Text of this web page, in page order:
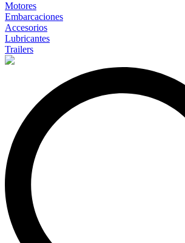
Motores
Embarcaciones
Accesorios
Lubricantes
Trailers